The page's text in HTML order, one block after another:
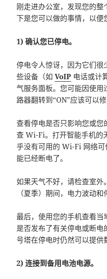
刚走进办公室，发现您的
下是您可以做的事情，以便
1) 确认您已停电。
停电令人惊讶，因为它们
些设备（如VoIP 电话或计
气服务面板。您可能因使
路器翻转到“ON”应该可以修
查看停电是否只影响您或
查 Wi-Fi。打开智能手机的
乎没有可用的 Wi-Fi 网络
能已经断电了。
如果天气不好，请检查室
（夏季）期间，电力波动和
最后，使用您的手机查看
是否发布了有关停电或断
号塔在停电时仍然可以提供
2) 连接到备用电池电源。